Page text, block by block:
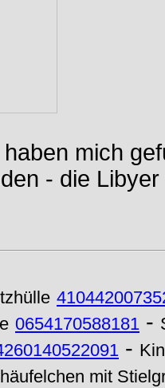
mich
- die
0654170588181 -
-
mit